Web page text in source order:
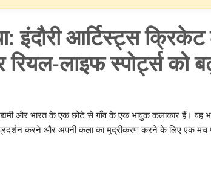
इंदौरी आर्टिस्ट्स क्रिकेट
लाइफ स्पोर्ट्स को
और भारत के एक छोटे से गाँव के एक भावुक कलाकार हैं। वह
करने और अपनी कला का मुद्रीकरण करने के लिए एक
Figure • 30 Mar, 2026